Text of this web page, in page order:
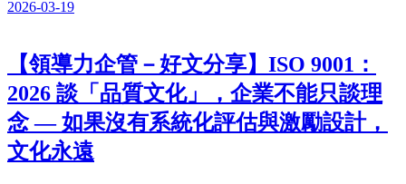
2026-03-19
【領導力企管－好文分享】ISO 9001：
2026 談「品質文化」，企業不能只談理
念 — 如果沒有系統化評估與激勵設計，
文化永遠